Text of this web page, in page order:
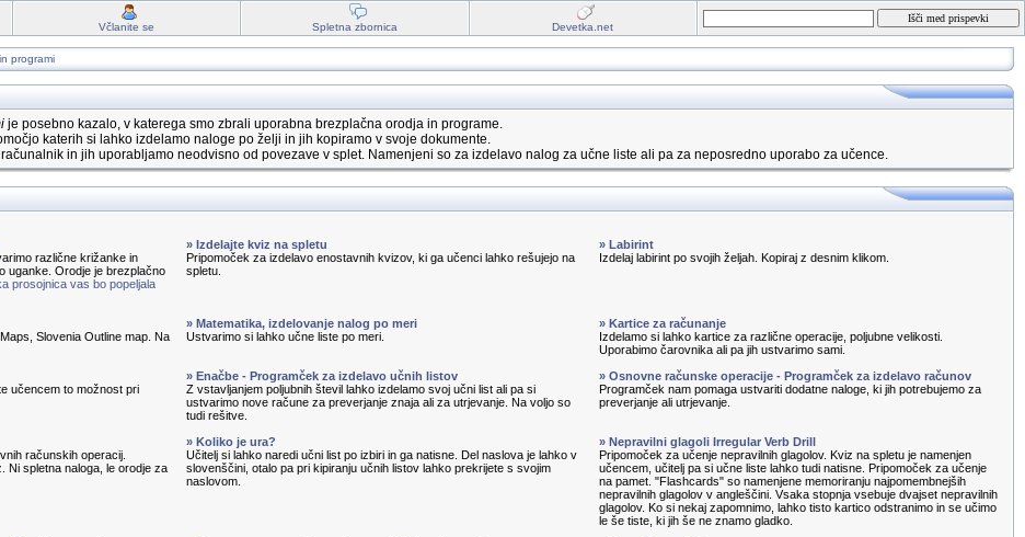
Včlanite se Spletna zbornica Devetka.net
programi
je posebno kazalo, v katerega smo zbrali uporabna brezplačna orodja in programe.
katerih si lahko izdelamo naloge po želji in jih kopiramo v svoje dokumente.
in jih uporabljamo neodvisno od povezave v splet. Namenjeni so za izdelavo nalog za učne liste ali pa za neposredno uporabo za učence.
različne križanke in
uganke. Orodje je brezplačno
prosojnica vas bo popeljala
» Izdelajte kviz na spletu
Pripomoček za izdelavo enostavnih kvizov, ki ga učenci lahko rešujejo na
spletu.
» Labirint
Izdelaj labirint po svojih željah. Kopiraj z desnim klikom.
Slovenia Outline map. Na
» Matematika, izdelovanje nalog po meri
Ustvarimo si lahko učne liste po meri.
» Kartice za računanje
Izdelamo si lahko kartice za različne operacije, poljubne velikosti.
Uporabimo čarovnika ali pa jih ustvarimo sami.
učencem to možnost pri
» Enačbe - Programček za izdelavo učnih listov
Z vstavljanjem poljubnih števil lahko izdelamo svoj učni list ali pa si
ustvarimo nove račune za preverjanje znaja ali za utrjevanje. Na voljo so
tudi rešitve.
» Osnovne računske operacije - Programček za izdelavo računov
Programček nam pomaga ustvariti dodatne naloge, ki jih potrebujemo za
preverjanje ali utrjevanje.
računskih operacij.
Ni spletna naloga, le orodje za
» Koliko je ura?
Učitelj si lahko naredi učni list po izbiri in ga natisne. Del naslova je lahko v
slovenščini, otalo pa pri kipiranju učnih listov lahko prekrijete s svojim
naslovom.
» Nepravilni glagoli Irregular Verb Drill
Pripomoček za učenje nepravilnih glagolov. Kviz na spletu je namenjen
učencem, učitelj pa si učne liste lahko tudi natisne. Pripomoček za učenje
na pamet. "Flashcards" so namenjene memoriranju najpomembnejših
nepravilnih glagolov v angleščini. Vsaka stopnja vsebuje dvajset nepravilnih
glagolov. Ko si nekaj zapomnimo, lahko tisto kartico odstranimo in se učimo
le še tiste, ki jih še ne znamo gladko.